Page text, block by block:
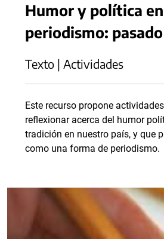
Humor y política
periodismo:
Texto | Actividades
Este recurso propone
reflexionar acerca del humor
tradición en nuestro país, y que
como una forma de periodismo.